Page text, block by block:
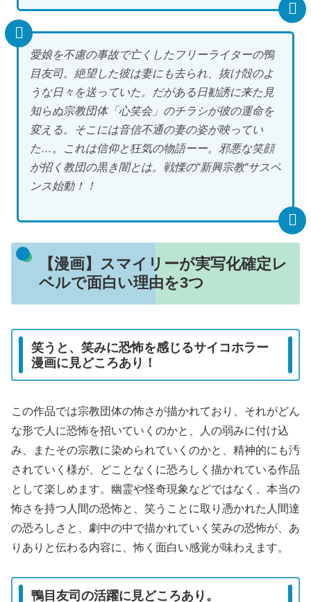
愛娘を不慮の事故で亡くしたフリーライターの鴨
目友司。絶望した彼は妻にも去られ、抜け殻のよ
うな日々を送っていた。だがある日勧誘に来た見
知らぬ宗教団体「心笑会」のチラシが彼の運命を
変える。そこには音信不通の妻の姿が映ってい
た…。これは信仰と狂気の物語ーー。邪悪な笑顔
が招く教団の黒き闇とは。戦慄の“新興宗教“サスペ
ンス始動！！
【漫画】スマイリーが実写化確定レ
ベルで面白い理由を3つ
笑うと、笑みに恐怖を感じるサイコホラー
漫画に見どころあり！
この作品では宗教団体の怖さが描かれており、それがどん
な形で人に恐怖を招いていくのかと、人の弱みに付け込
み、またその宗教に染められていくのかと、精神的にも汚
されていく様が、どことなくに恐ろしく描かれている作品
として楽しめます。幽霊や怪奇現象などではなく、本当の
怖さを持つ人間の恐怖と、笑うことに取り憑かれた人間達
の恐ろしさと、劇中の中で描かれていく笑みの恐怖が、あ
りありと伝わる内容に、怖く面白い感覚が味わえます。
鴨目友司の活躍に見どころあり。